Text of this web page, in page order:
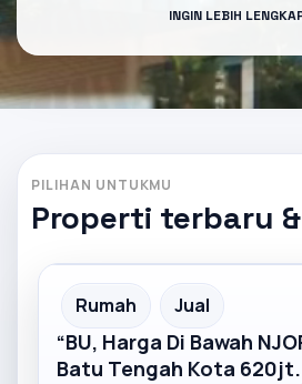
INGIN LEBIH
PILIHAN UNTUKMU
Properti terbaru
Partner Ad
Rumah Jual
“BU, Harga Di Bawah
Batu Tengah Kota 620jt.